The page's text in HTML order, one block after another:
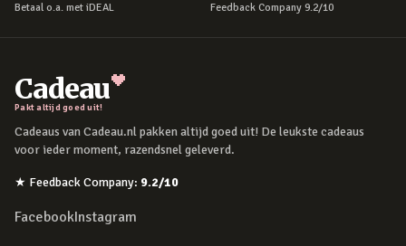
Betaal o.a. met iDEAL Feedback Company 9.2/10
Cadeau
Pakt altijd goed uit!
Cadeaus van Cadeau.nl pakken altijd goed uit! De leukste cadeaus
voor ieder moment, razendsnel geleverd.
★ Feedback Company: 9.2/10
FacebookInstagram